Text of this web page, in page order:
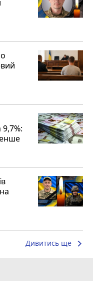
Дивитись ще keyboard_arrow_right